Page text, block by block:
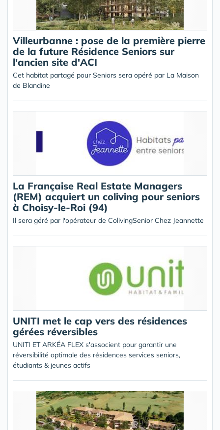
Villeurbanne : pose de la première pierre
de la future Résidence Seniors sur
l'ancien site d'ACI
Cet habitat partagé pour Seniors sera opéré par La Maison
de Blandine
La Française Real Estate Managers
(REM) acquiert un coliving pour seniors
à Choisy-le-Roi (94)
Il sera géré par l'opérateur de ColivingSenior Chez Jeannette
UNITI met le cap vers des résidences
gérées réversibles
UNITI ET ARKÉA FLEX s'associent pour garantir une
réversibilité optimale des résidences services seniors,
étudiants & jeunes actifs